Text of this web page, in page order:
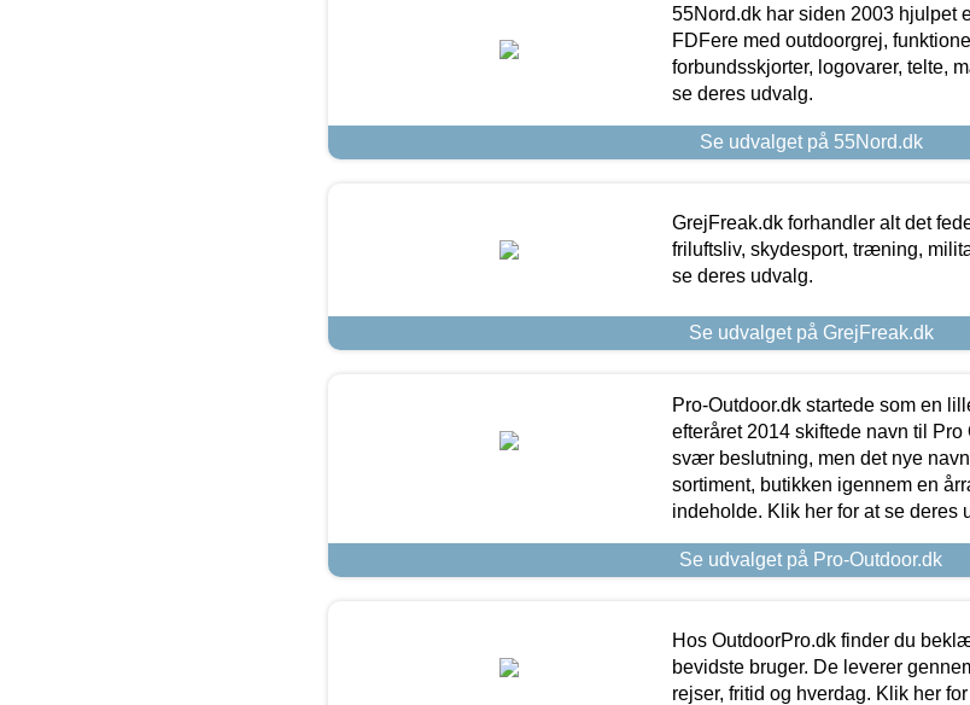
55Nord.dk har siden 2003 hjulpet
FDFere med outdoorgrej,
forbundsskjorter, logovarer, telte,
se deres udvalg.
Se udvalget på 55Nord.dk
GrejFreak.dk forhandler alt det
friluftsliv, skydesport, træning,
se deres udvalg.
Se udvalget på GrejFreak.dk
Pro-Outdoor.dk startede som en
efteråret 2014 skiftede navn til
svær beslutning, men det nye
sortiment, butikken igennem en
indeholde. Klik her for at se deres
Se udvalget på Pro-Outdoor.dk
Hos OutdoorPro.dk finder du
bevidste bruger. De leverer
rejser, fritid og hverdag. Klik her